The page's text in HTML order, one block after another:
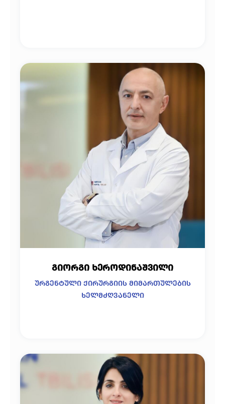
გიორგი ხეროდინაშვილი
ურგენტული ქირურგიის მიმართულების
ხელმძღვანელი